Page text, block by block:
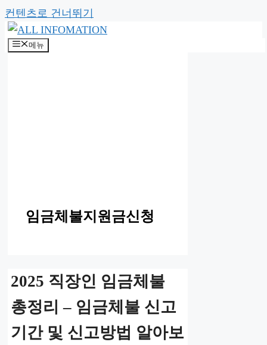
컨텐츠로 건너뛰기
메뉴
임금체불지원금신청
2025 직장인 임금체불
총정리 – 임금체불 신고
기간 및 신고방법 알아보